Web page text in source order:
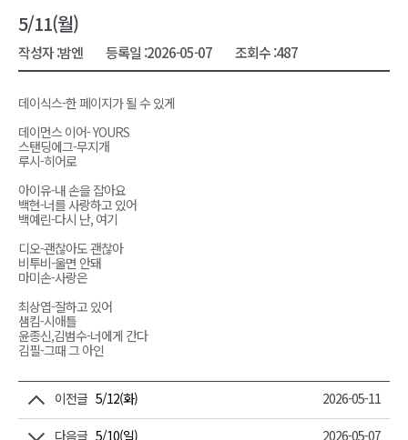
5/11(월)
작성자 :밤엔 등록일 :2026-05-07 조회수 :487
데이식스-한 페이지가 될 수 있게
데이먼스 이어- YOURS
스탠딩에그-무지개
루시-히어로
아이유-내 손을 잡아요
백현-너를 사랑하고 있어
백예린-다시 난, 여기
디오-괜찮아도 괜찮아
비투비-울면 안돼
마미손-사랑은
최상엽-잘하고 있어
샘킴-시애틀
윤종신,김범수-너에게 간다
김필-그때 그 아인
이전글 5/12(화) 2026-05-11
다음글 5/10(일) 2026-05-07